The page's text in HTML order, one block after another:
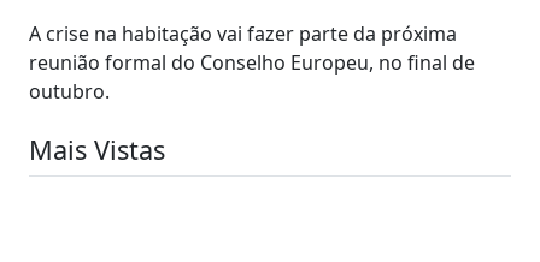
A crise na habitação vai fazer parte da próxima
reunião formal do Conselho Europeu, no final de
outubro.
Mais Vistas